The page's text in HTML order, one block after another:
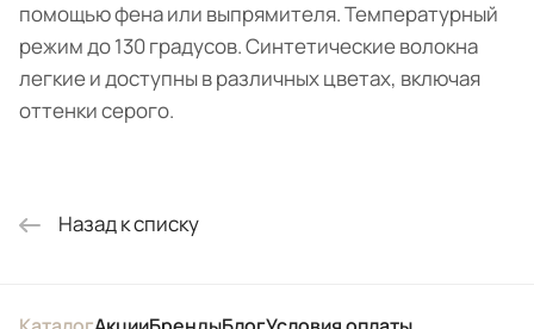
помощью фена или выпрямителя. Температурный
режим до 130 градусов. Синтетические волокна
легкие и доступны в различных цветах, включая
оттенки серого.
Назад к списку